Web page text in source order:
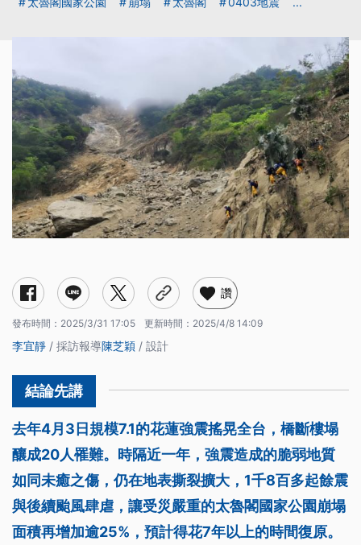
地震新增千處崩塌 颱風再增災害
中橫東段修復不易 2處新建明隧道工程多次流標
太魯閣修復期長達7年 分階段開放、復原
太魯閣國家公園最冷清的一年 旅宿業者盼交通早日穩定
讚
發布時間： 2025/3/31 17:05 更新時間： 2025/4/8 14:09
李宜靜 / 採訪報導陳芝穎 / 設計
去年4月3日規模7.1的花蓮強震搖晃全台，橋斷樓塌
釀成20人罹難。時隔近一年，強震造成的脆弱地質
如同未癒之傷，仍在地表撕裂擴大，1千8百多起餘震
與後續颱風肆虐，讓受災嚴重的太魯閣國家公園崩塌
面積再增加逾25%，預計得花7年以上的時間復原。